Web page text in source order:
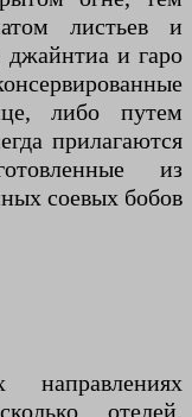
листьев и
джайнтиа и гаро
либо путем
прилагаются
из
соевых бобов
направлениях
отелей,